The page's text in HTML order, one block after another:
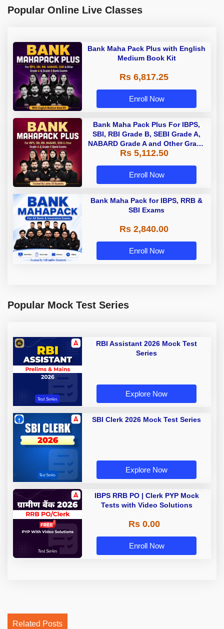
Popular Online Live Classes
Bank Maha Pack Plus with English
Medium Book Kit
Rs 6,817.25
Enroll Now
Bank Maha Pack Plus For IBPS,
SBI, RBI Grade B, SEBI Grade A,
NABARD Grade A and Other Grade
A & Grade B Bank Exams
Rs 5,112.50
Enroll Now
Bank Maha Pack for IBPS, RRB &
SBI Exams
Rs 2,840.00
Enroll Now
Popular Mock Test Series
RBI Assistant 2026 Mock Test
Series
Explore Now
SBI Clerk 2026 Mock Test Series
Explore Now
IBPS RRB PO | Clerk PYP Mock
Tests with Video Solutions
Rs 0.00
Enroll Now
Related Posts